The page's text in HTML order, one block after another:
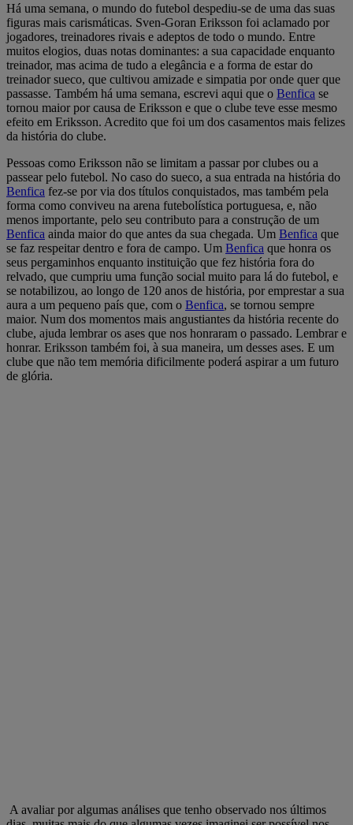
Há uma semana, o mundo do futebol despediu-se de uma das suas
figuras mais carismáticas. Sven-Goran Eriksson foi aclamado por
jogadores, treinadores rivais e adeptos de todo o mundo. Entre
muitos elogios, duas notas dominantes: a sua capacidade enquanto
treinador, mas acima de tudo a elegância e a forma de estar do
treinador sueco, que cultivou amizade e simpatia por onde quer que
passasse. Também há uma semana, escrevi aqui que o Benfica se
tornou maior por causa de Eriksson e que o clube teve esse mesmo
efeito em Eriksson. Acredito que foi um dos casamentos mais felizes
da história do clube.
Pessoas como Eriksson não se limitam a passar por clubes ou a
passear pelo futebol. No caso do sueco, a sua entrada na história do
Benfica fez-se por via dos títulos conquistados, mas também pela
forma como conviveu na arena futebolística portuguesa, e, não
menos importante, pelo seu contributo para a construção de um
Benfica ainda maior do que antes da sua chegada. Um Benfica que
se faz respeitar dentro e fora de campo. Um Benfica que honra os
seus pergaminhos enquanto instituição que fez história fora do
relvado, que cumpriu uma função social muito para lá do futebol, e
se notabilizou, ao longo de 120 anos de história, por emprestar a sua
aura a um pequeno país que, com o Benfica, se tornou sempre
maior. Num dos momentos mais angustiantes da história recente do
clube, ajuda lembrar os ases que nos honraram o passado. Lembrar e
honrar. Eriksson também foi, à sua maneira, um desses ases. E um
clube que não tem memória dificilmente poderá aspirar a um futuro
de glória.
A avaliar por algumas análises que tenho observado nos últimos